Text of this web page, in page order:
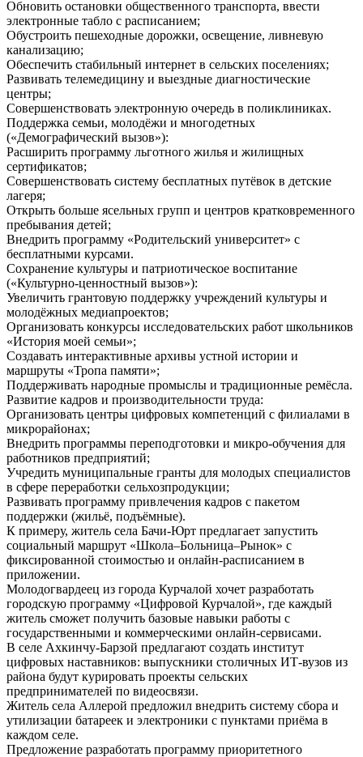
Обновить остановки общественного транспорта, ввести
электронные табло с расписанием;
Обустроить пешеходные дорожки, освещение, ливневую
канализацию;
Обеспечить стабильный интернет в сельских поселениях;
Развивать телемедицину и выездные диагностические
центры;
Совершенствовать электронную очередь в поликлиниках.
Поддержка семьи, молодёжи и многодетных
(«Демографический вызов»):
Расширить программу льготного жилья и жилищных
сертификатов;
Совершенствовать систему бесплатных путёвок в детские
лагеря;
Открыть больше ясельных групп и центров кратковременного
пребывания детей;
Внедрить программу «Родительский университет» с
бесплатными курсами.
Сохранение культуры и патриотическое воспитание
(«Культурно-ценностный вызов»):
Увеличить грантовую поддержку учреждений культуры и
молодёжных медиапроектов;
Организовать конкурсы исследовательских работ школьников
«История моей семьи»;
Создавать интерактивные архивы устной истории и
маршруты «Тропа памяти»;
Поддерживать народные промыслы и традиционные ремёсла.
Развитие кадров и производительности труда:
Организовать центры цифровых компетенций с филиалами в
микрорайонах;
Внедрить программы переподготовки и микро-обучения для
работников предприятий;
Учредить муниципальные гранты для молодых специалистов
в сфере переработки сельхозпродукции;
Развивать программу привлечения кадров с пакетом
поддержки (жильё, подъёмные).
К примеру, житель села Бачи-Юрт предлагает запустить
социальный маршрут «Школа–Больница–Рынок» с
фиксированной стоимостью и онлайн-расписанием в
приложении.
Молодогвардеец из города Курчалой хочет разработать
городскую программу «Цифровой Курчалой», где каждый
житель сможет получить базовые навыки работы с
государственными и коммерческими онлайн-сервисами.
В селе Ахкинчу-Барзой предлагают создать институт
цифровых наставников: выпускники столичных ИТ-вузов из
района будут курировать проекты сельских
предпринимателей по видеосвязи.
Житель села Аллерой предложил внедрить систему сбора и
утилизации батареек и электроники с пунктами приёма в
каждом селе.
Предложение разработать программу приоритетного